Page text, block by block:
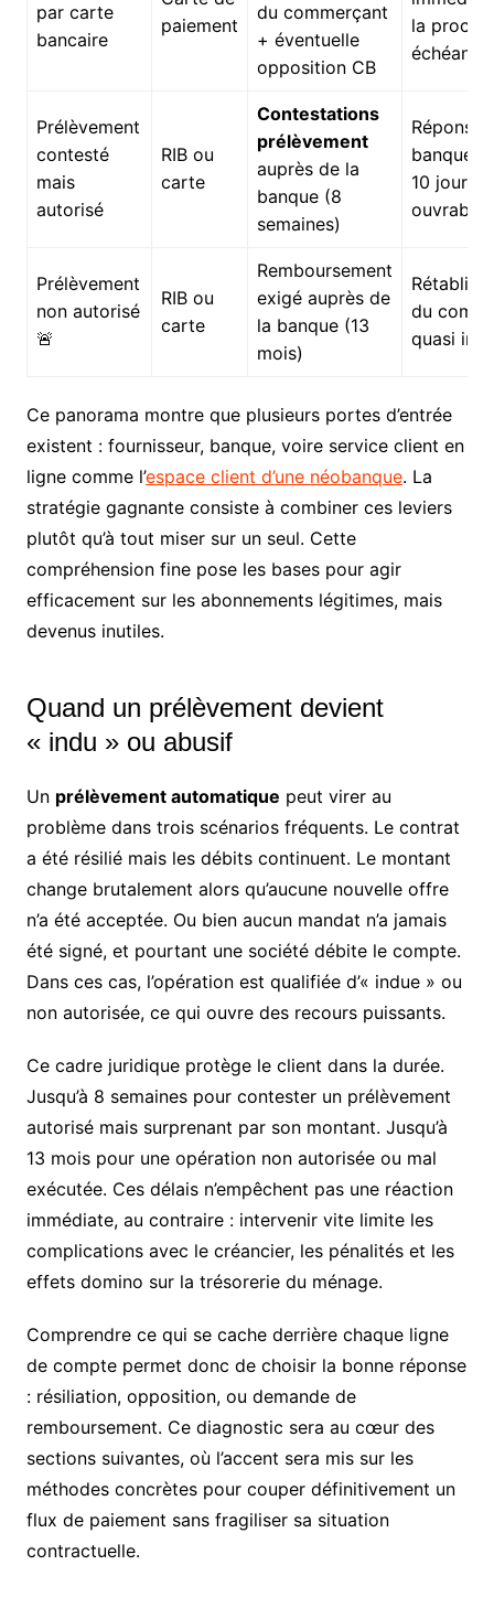
par carte
bancaire
paiement
du commerçant
+ éventuelle
opposition CB
la
échéance
Prélèvement
contesté
mais
autorisé
RIB ou
carte
Contestations
prélèvement
auprès de la
banque (8
semaines)
Réponse
banque
10 jours
ouvrables
Prélèvement
non autorisé
🚨
RIB ou
carte
Remboursement
exigé auprès de
la banque (13
mois)
du
quasi
Ce panorama montre que plusieurs portes d’entrée
existent : fournisseur, banque, voire service client en
ligne comme l’espace client d’une néobanque. La
stratégie gagnante consiste à combiner ces leviers
plutôt qu’à tout miser sur un seul. Cette
compréhension fine pose les bases pour agir
efficacement sur les abonnements légitimes, mais
devenus inutiles.
Quand un prélèvement devient
« indu » ou abusif
Un prélèvement automatique peut virer au
problème dans trois scénarios fréquents. Le contrat
a été résilié mais les débits continuent. Le montant
change brutalement alors qu’aucune nouvelle offre
n’a été acceptée. Ou bien aucun mandat n’a jamais
été signé, et pourtant une société débite le compte.
Dans ces cas, l’opération est qualifiée d’« indue » ou
non autorisée, ce qui ouvre des recours puissants.
Ce cadre juridique protège le client dans la durée.
Jusqu’à 8 semaines pour contester un prélèvement
autorisé mais surprenant par son montant. Jusqu’à
13 mois pour une opération non autorisée ou mal
exécutée. Ces délais n’empêchent pas une réaction
immédiate, au contraire : intervenir vite limite les
complications avec le créancier, les pénalités et les
effets domino sur la trésorerie du ménage.
Comprendre ce qui se cache derrière chaque ligne
de compte permet donc de choisir la bonne réponse
: résiliation, opposition, ou demande de
remboursement. Ce diagnostic sera au cœur des
sections suivantes, où l’accent sera mis sur les
méthodes concrètes pour couper définitivement un
flux de paiement sans fragiliser sa situation
contractuelle.